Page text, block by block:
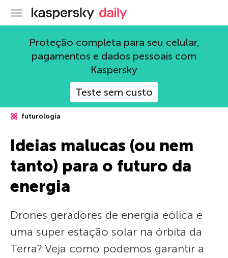
Blog oficial da Kaspersky
Proteção completa para seu celular,
pagamentos e dados pessoais com
Kaspersky
Teste sem custo
futurologia
Ideias malucas (ou nem
tanto) para o futuro da
energia
Drones geradores de energia eólica e
uma super estação solar na órbita da
Terra? Veja como podemos garantir a